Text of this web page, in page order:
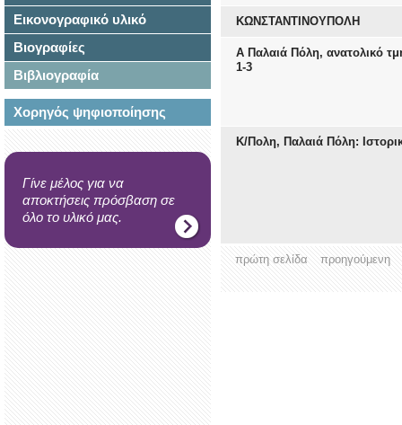
Εικονογραφικό υλικό
Βιογραφίες
Βιβλιογραφία
Χορηγός ψηφιοποίησης
Γίνε μέλος για να
αποκτήσεις πρόσβαση σε
όλο το υλικό μας.
ΚΩΝΣΤΑΝΤΙΝΟΥΠΟΛΗ
Α Παλαιά Πόλη, ανατολικό
1-3
Κ/Πολη, Παλαιά Πόλη:
πρώτη σελίδα προηγούμενη